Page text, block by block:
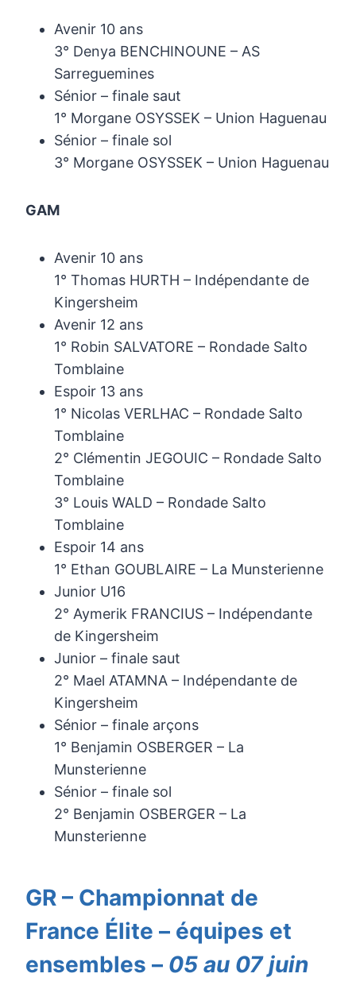
Avenir 10 ans
3° Denya BENCHINOUNE – AS
Sarreguemines
Sénior – finale saut
1° Morgane OSYSSEK – Union Haguenau
Sénior – finale sol
3° Morgane OSYSSEK – Union Haguenau
GAM
Avenir 10 ans
1° Thomas HURTH – Indépendante de
Kingersheim
Avenir 12 ans
1° Robin SALVATORE – Rondade Salto
Tomblaine
Espoir 13 ans
1° Nicolas VERLHAC – Rondade Salto
Tomblaine
2° Clémentin JEGOUIC – Rondade Salto
Tomblaine
3° Louis WALD – Rondade Salto
Tomblaine
Espoir 14 ans
1° Ethan GOUBLAIRE – La Munsterienne
Junior U16
2° Aymerik FRANCIUS – Indépendante
de Kingersheim
Junior – finale saut
2° Mael ATAMNA – Indépendante de
Kingersheim
Sénior – finale arçons
1° Benjamin OSBERGER – La
Munsterienne
Sénior – finale sol
2° Benjamin OSBERGER – La
Munsterienne
GR – Championnat de
France Élite – équipes et
ensembles – 05 au 07 juin